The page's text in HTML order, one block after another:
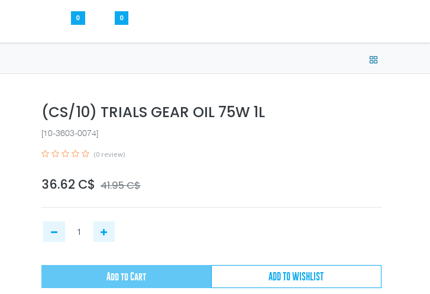
0 0
(CS/10) TRIALS GEAR OIL 75W 1L
[10-3603-0074]
(0 review)
36.62 C$ 41.95C$
Add to Cart ADD TO WISHLIST